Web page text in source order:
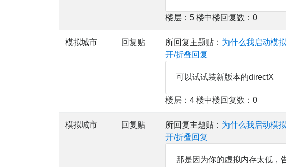
楼层：5 楼中楼回复数：0
模拟城市 回复贴 所回复主题贴： 为什么我启动模
开/折叠回复
可以试试装新版本的directX
楼层：4 楼中楼回复数：0
模拟城市 回复贴 所回复主题贴： 为什么我启动模
开/折叠回复
那是因为你的虚拟内存太低，